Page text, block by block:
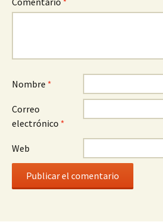
Nombre *
Correo
electrónico *
Web